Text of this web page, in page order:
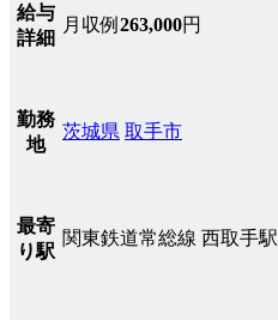
給与
詳細
月収例 263,000円
勤務
地
茨城県 取手市
最寄
り駅
関東鉄道常総線 西取手駅